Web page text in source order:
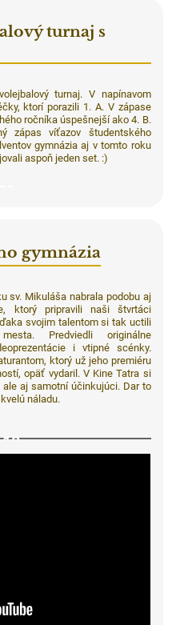
turnaj s
turnaj. V napínavom
ktorí porazili 1. A. V zápase
ročníka úspešnejší ako 4. B.
zápas víťazov študentského
gymnázia aj v tomto roku
aspoň jeden set. :)
gymnázia
sv. Mikuláša nabrala podobu aj
ktorý pripravili naši štvrtáci
svojim talentom si tak uctili
Predviedli originálne
i vtipné scénky.
ktorý už jeho premiéru
opäť vydaril. V Kine Tatra si
aj samotní účinkujúci. Dar to
náladu.